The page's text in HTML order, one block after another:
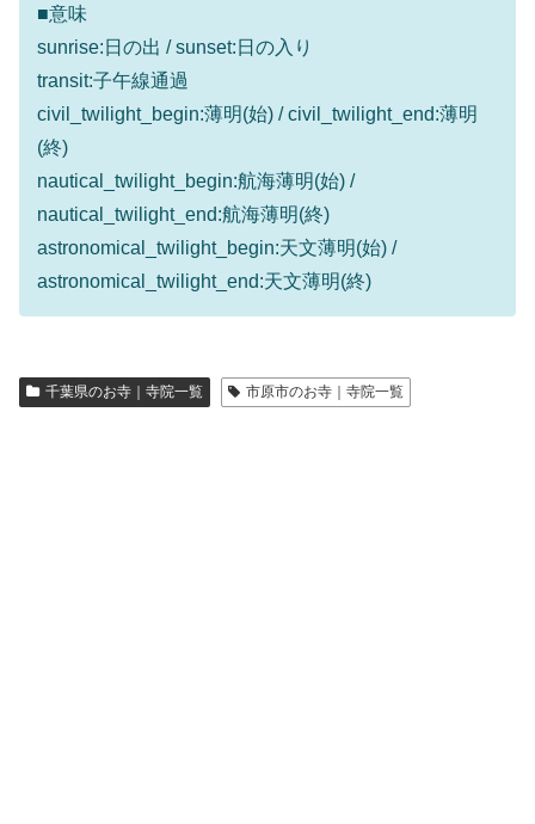
■意味
sunrise:日の出 / sunset:日の入り
transit:子午線通過
civil_twilight_begin:薄明(始) / civil_twilight_end:薄明
(終)
nautical_twilight_begin:航海薄明(始) /
nautical_twilight_end:航海薄明(終)
astronomical_twilight_begin:天文薄明(始) /
astronomical_twilight_end:天文薄明(終)
千葉県のお寺｜寺院一覧 市原市のお寺｜寺院一覧